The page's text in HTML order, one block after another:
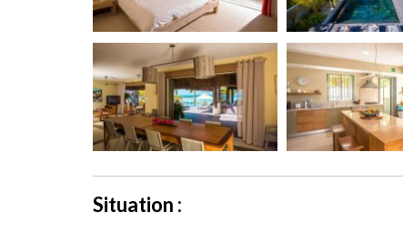
Situation :